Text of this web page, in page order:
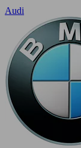
Audi